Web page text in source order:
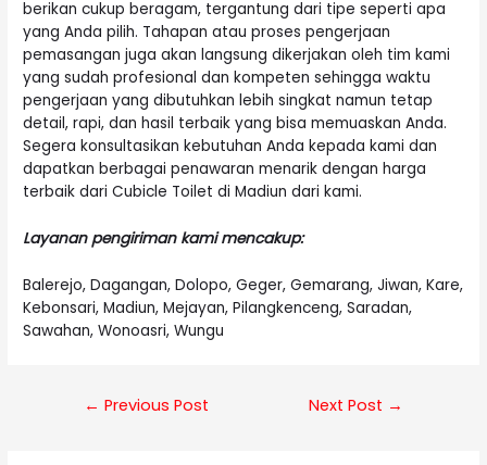
berikan cukup beragam, tergantung dari tipe seperti apa
yang Anda pilih. Tahapan atau proses pengerjaan
pemasangan juga akan langsung dikerjakan oleh tim kami
yang sudah profesional dan kompeten sehingga waktu
pengerjaan yang dibutuhkan lebih singkat namun tetap
detail, rapi, dan hasil terbaik yang bisa memuaskan Anda.
Segera konsultasikan kebutuhan Anda kepada kami dan
dapatkan berbagai penawaran menarik dengan harga
terbaik dari Cubicle Toilet di Madiun dari kami.
Layanan pengiriman kami mencakup:
Balerejo, Dagangan, Dolopo, Geger, Gemarang, Jiwan, Kare,
Kebonsari, Madiun, Mejayan, Pilangkenceng, Saradan,
Sawahan, Wonoasri, Wungu
Post
← Previous Post Next Post →